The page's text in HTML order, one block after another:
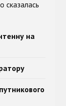
сказалась
на